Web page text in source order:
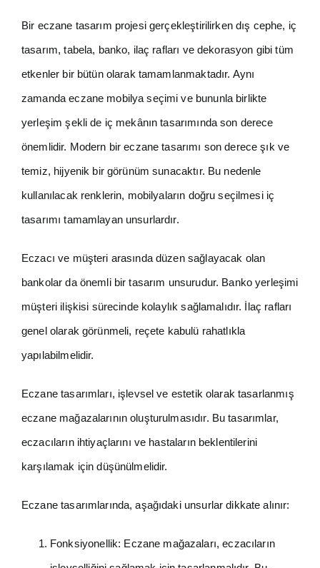
Bir eczane tasarım projesi gerçekleştirilirken dış cephe, iç
tasarım, tabela, banko, ilaç rafları ve dekorasyon gibi tüm
etkenler bir bütün olarak tamamlanmaktadır. Aynı
zamanda eczane mobilya seçimi ve bununla birlikte
yerleşim şekli de iç mekânın tasarımında son derece
önemlidir. Modern bir eczane tasarımı son derece şık ve
temiz, hijyenik bir görünüm sunacaktır. Bu nedenle
kullanılacak renklerin, mobilyaların doğru seçilmesi iç
tasarımı tamamlayan unsurlardır.
Eczacı ve müşteri arasında düzen sağlayacak olan
bankolar da önemli bir tasarım unsurudur. Banko yerleşimi
müşteri ilişkisi sürecinde kolaylık sağlamalıdır. İlaç rafları
genel olarak görünmeli, reçete kabulü rahatlıkla
yapılabilmelidir.
Eczane tasarımları, işlevsel ve estetik olarak tasarlanmış
eczane mağazalarının oluşturulmasıdır. Bu tasarımlar,
eczacıların ihtiyaçlarını ve hastaların beklentilerini
karşılamak için düşünülmelidir.
Eczane tasarımlarında, aşağıdaki unsurlar dikkate alınır:
Fonksiyonellik: Eczane mağazaları, eczacıların